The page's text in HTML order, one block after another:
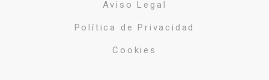
Aviso Legal
Política de Privacidad
Cookies